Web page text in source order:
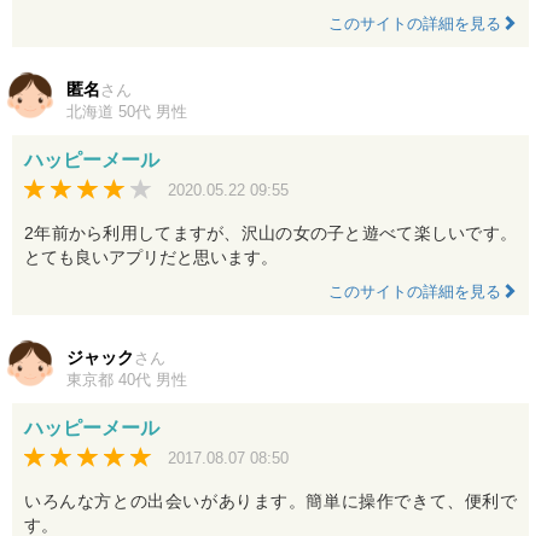
このサイトの詳細を見る
匿名 さん
北海道 50代 男性
ハッピーメール
2020.05.22 09:55
2年前から利用してますが、沢山の女の子と遊べて楽しいです。
とても良いアプリだと思います。
このサイトの詳細を見る
ジャック さん
東京都 40代 男性
ハッピーメール
2017.08.07 08:50
いろんな方との出会いがあります。簡単に操作できて、便利で
す。